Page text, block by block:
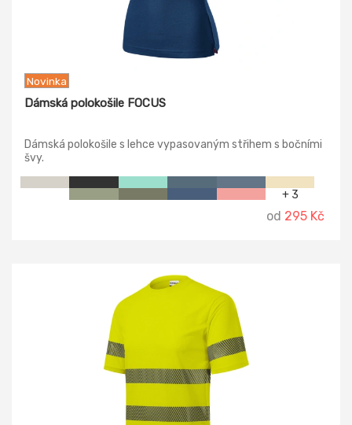
Novinka
Dámská polokošile FOCUS
Dámská polokošile s lehce vypasovaným střihem s bočními
švy.
+ 3
od 295 Kč